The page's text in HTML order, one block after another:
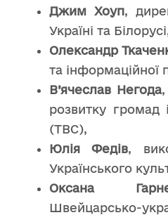
Джим Хоуп,
Україні та
Олександр
та інформаційної
В’ячеслав Негода,
розвитку громад
(ТВС),
Юлія Федів,
Українського
Оксана
Швейцарсько-